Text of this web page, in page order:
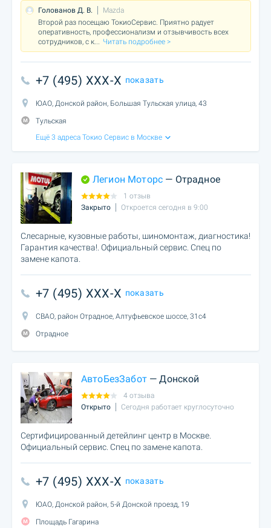
Голованов Д. В.
Mazda
Второй раз посещаю ТокиоСервис. Приятно радует
оперативность, профессионализм и отзывчивость всех
сотрудников, с к... Читать подробнее >
+7 (495) XXX-X показать
ЮАО, Донской район, Большая Тульская улица, 43
Тульская
Ещё 3 адреса Токио Cервис в Москве
Легион Моторс — Отрадное
1 отзыв
Закрыто
Откроется сегодня в 9:00
Слесарные, кузовные работы, шиномонтаж, диагностика!
Гарантия качества!. Официальный сервис. Спец по
замене капота.
+7 (495) XXX-X показать
СВАО, район Отрадное, Алтуфьевское шоссе, 31с4
Отрадное
АвтоБезЗабот— Донской
4 отзыва
Открыто
Сегодня работает круглосуточно
Сертифицированный детейлинг центр в Москве.
Официальный сервис. Спец по замене капота.
+7 (495) XXX-X показать
ЮАО, Донской район, 5-й Донской проезд, 19
Площадь Гагарина